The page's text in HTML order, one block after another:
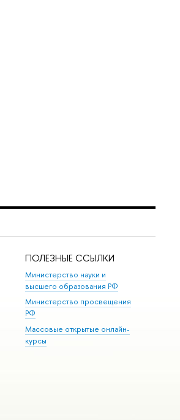
ПОЛЕЗНЫЕ ССЫЛКИ
Министерство науки и
высшего образования РФ
Министерство просвещения
РФ
Массовые открытые онлайн-
курсы